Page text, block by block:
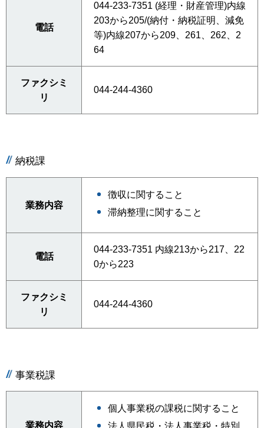
電話
044-233-7351 (経理・財産管理)内線
203から205/(納付・納税証明、減免
等)内線207から209、261、262、2
64
ファクシミ
リ
044-244-4360
納税課
業務内容
徴収に関すること
滞納整理に関すること
電話
044-233-7351 内線213から217、22
0から223
ファクシミ
リ
044-244-4360
事業税課
業務内容
個人事業税の課税に関すること